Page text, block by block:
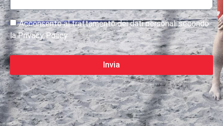
Acconsento al trattamento dei dati personali secondo
la Privacy Policy
Invia